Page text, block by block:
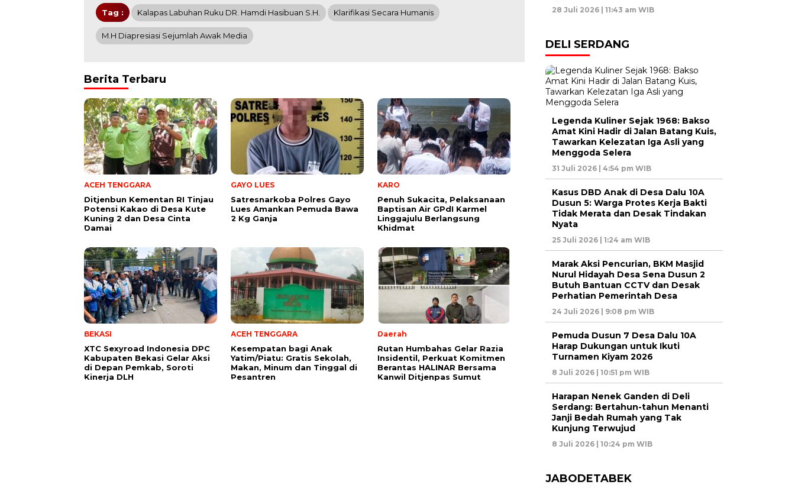
Tag : Kalapas Labuhan Ruku DR. Hamdi Hasibuan S.H. Klarifikasi Secara Humanis
M.H Diapresiasi Sejumlah Awak Media
Berita Terbaru
ACEH TENGGARA
Ditjenbun Kementan RI Tinjau
Potensi Kakao di Desa Kute
Kuning 2 dan Desa Cinta
Damai
GAYO LUES
Satresnarkoba Polres Gayo
Lues Amankan Pemuda Bawa
2 Kg Ganja
KARO
Penuh Sukacita, Pelaksanaan
Baptisan Air GPdI Karmel
Linggajulu Berlangsung
Khidmat
BEKASI
XTC Sexyroad Indonesia DPC
Kabupaten Bekasi Gelar Aksi
di Depan Pemkab, Soroti
Kinerja DLH
ACEH TENGGARA
Kesempatan bagi Anak
Yatim/Piatu: Gratis Sekolah,
Makan, Minum dan Tinggal di
Pesantren
Daerah
Rutan Humbahas Gelar Razia
Insidentil, Perkuat Komitmen
Berantas HALINAR Bersama
Kanwil Ditjenpas Sumut
28 Juli 2026 | 11:43 am WIB
DELI SERDANG
Legenda Kuliner Sejak 1968: Bakso
Amat Kini Hadir di Jalan Batang Kuis,
Tawarkan Kelezatan Iga Asli yang
Menggoda Selera
31 Juli 2026 | 4:54 pm WIB
Kasus DBD Anak di Desa Dalu 10A
Dusun 5: Warga Protes Kerja Bakti
Tidak Merata dan Desak Tindakan
Nyata
25 Juli 2026 | 1:24 am WIB
Marak Aksi Pencurian, BKM Masjid
Nurul Hidayah Desa Sena Dusun 2
Butuh Bantuan CCTV dan Desak
Perhatian Pemerintah Desa
24 Juli 2026 | 9:08 pm WIB
Pemuda Dusun 7 Desa Dalu 10A
Harap Dukungan untuk Ikuti
Turnamen Kiyam 2026
8 Juli 2026 | 10:51 pm WIB
Harapan Nenek Ganden di Deli
Serdang: Bertahun-tahun Menanti
Janji Bedah Rumah yang Tak
Kunjung Terwujud
8 Juli 2026 | 10:24 pm WIB
JABODETABEK